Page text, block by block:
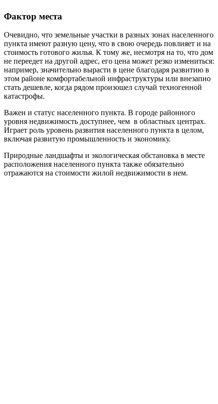
Фактор места
Очевидно, что земельные участки в разных зонах населенного
пункта имеют разную цену, что в свою очередь повлияет и на
стоимость готового жилья. К тому же, несмотря на то, что дом
не переедет на другой адрес, его цена может резко измениться:
например, значительно вырасти в цене благодаря развитию в
этом районе комфортабельной инфраструктуры или внезапно
стать дешевле, когда рядом произошел случай техногенной
катастрофы.
Важен и статус населенного пункта. В городе районного
уровня недвижимость доступнее, чем в областных центрах.
Играет роль уровень развития населенного пункта в целом,
включая развитую промышленность и экономику.
Природные ландшафты и экологическая обстановка в месте
расположения населенного пункта также обязательно
отражаются на стоимости жилой недвижимости в нем.